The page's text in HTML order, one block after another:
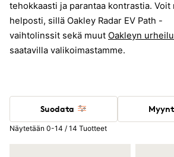
tehokkaasti ja parantaa kontrastia.
helposti, sillä Oakley Radar EV Path -
vaihtolinssit sekä muut Oakleyn
saatavilla valikoimastamme.
Suodata
Näytetään 0-14 / 14 Tuotteet